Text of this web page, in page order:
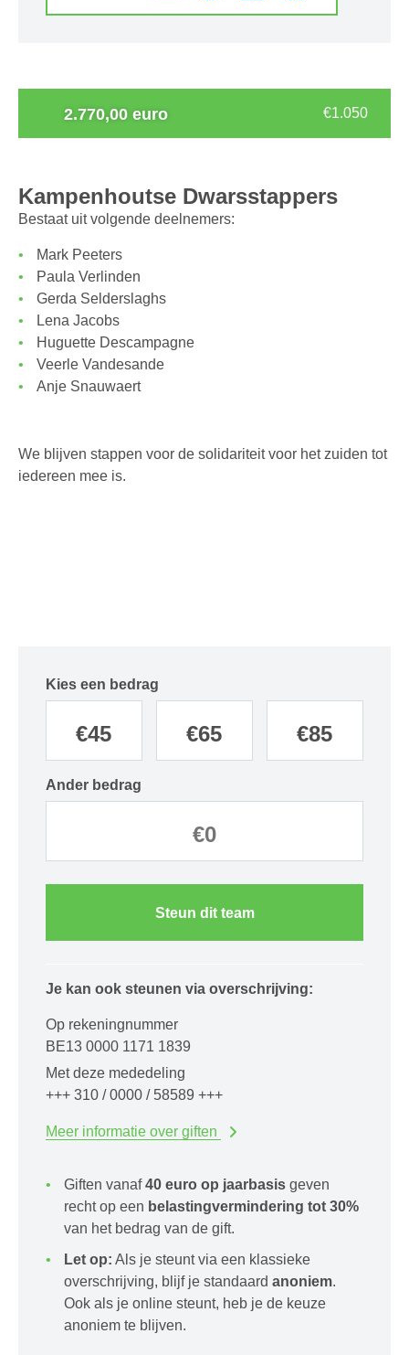
2.770,00 euro €1.050
Kampenhoutse Dwarsstappers
Bestaat uit volgende deelnemers:
Mark Peeters
Paula Verlinden
Gerda Selderslaghs
Lena Jacobs
Huguette Descampagne
Veerle Vandesande
Anje Snauwaert
We blijven stappen voor de solidariteit voor het zuiden tot
iedereen mee is.
Kies een bedrag
€45 €65 €85
Ander bedrag
Steun dit team
Je kan ook steunen via overschrijving:
Op rekeningnummer
BE13 0000 1171 1839
Met deze mededeling
+++ 310 / 0000 / 58589 +++
Meer informatie over giften
Giften vanaf40 euro op jaarbasis geven
recht op een belastingvermindering tot 30%
van het bedrag van de gift.
Let op: Als je steunt via een klassieke
overschrijving, blijf je standaard anoniem.
Ook als je online steunt, heb je de keuze
anoniem te blijven.